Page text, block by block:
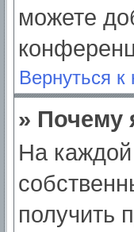
можете
Вернуться к
» Почему
На
получить